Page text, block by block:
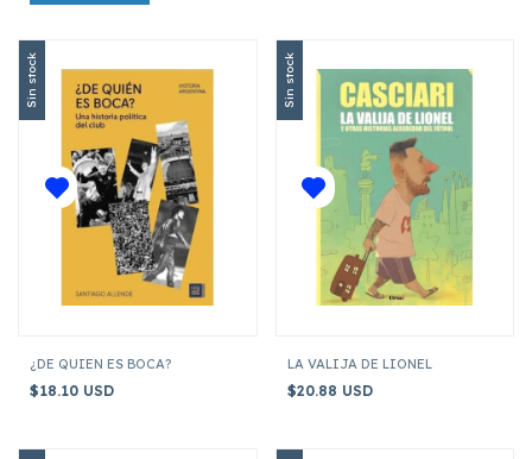
Sin stock
¿DE QUIEN ES BOCA?
$18.10 USD
Sin stock
LA VALIJA DE LIONEL
$20.88 USD